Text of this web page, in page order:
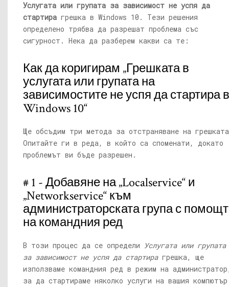
Услугата или групата за зависимост не успя да
стартира грешка в Windows 10. Тези решения
определено трябва да разрешат проблема със
сигурност. Нека да разберем какви са те:
Как да коригирам „Грешката в
услугата или групата на
зависимостите не успя да стартира в
Windows 10“
Ще обсъдим три метода за отстраняване на
Опитайте ги в реда, в който са споменати, докато
проблемът ви бъде разрешен.
# 1 - Добавяне на „Localservice“ и
„Networkservice“ към
администраторската група с
на командния ред
В този процес да се определи Услугата или групата
за зависимост не успя да стартирагрешка, ще
използваме командния ред в режим на
за да стартираме няколко услуги на вашия